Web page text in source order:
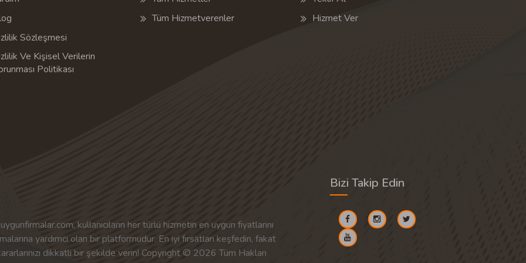
Sözleşmesi
Ve Kişisel Verilerin
Politikası
Tüm Hizmetverenler
Hizmet Ver
kullanıcıların her türlü hizmetin en uygun fiyatlarını
yardımcı olan bir platformudur. En iyi fırsatları keşfedin, fakat
dikkatli bir şekilde verin! Copyright © 2026 Tüm Hakları
Bizi Takip Edin